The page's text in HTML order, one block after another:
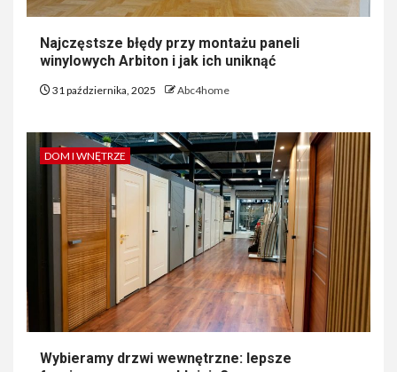
Najczęstsze błędy przy montażu paneli
winylowych Arbiton i jak ich uniknąć
31 października, 2025 Abc4home
DOM I WNĘTRZE
Wybieramy drzwi wewnętrzne: lepsze